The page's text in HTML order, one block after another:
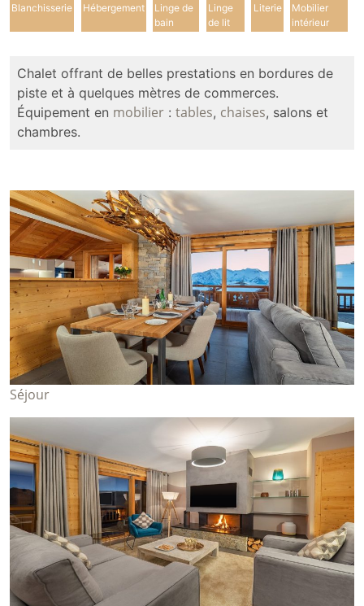
Blanchisserie Hébergement
Linge de
bain
Linge
de lit
Literie
Mobilier
intérieur
Chalet offrant de belles prestations en bordures de
piste et à quelques mètres de commerces.
Équipement en mobilier : tables, chaises, salons et
chambres.
Séjour